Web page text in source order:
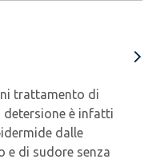
trattamento di
detersione è infatti
dalle
e di sudore senza